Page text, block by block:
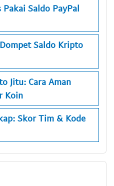
Saldo PayPal
Saldo Kripto
Jitu: Cara Aman
Koin
Skor Tim & Kode